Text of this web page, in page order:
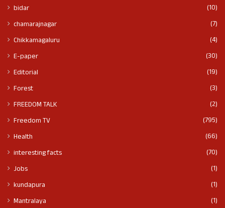
bidar
(10)
chamarajnagar
(7)
Chikkamagaluru
(4)
E-paper
(30)
Editorial
(19)
Forest
(3)
FREEDOM TALK
(2)
Freedom TV
(795)
Health
(66)
interesting facts
(70)
Jobs
(1)
kundapura
(1)
Mantralaya
(1)